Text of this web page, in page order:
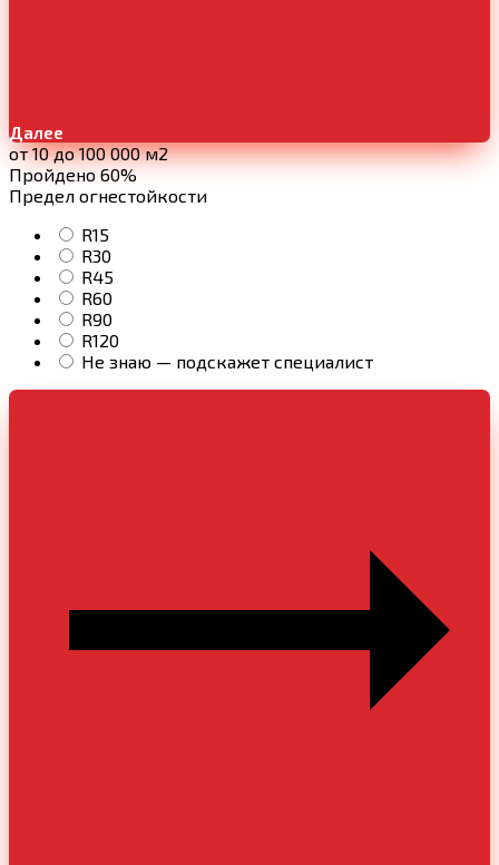
Далее
от 10 до 100 000 м2
Пройдено 60%
Предел огнестойкости
R15
R30
R45
R60
R90
R120
Не знаю — подскажет специалист